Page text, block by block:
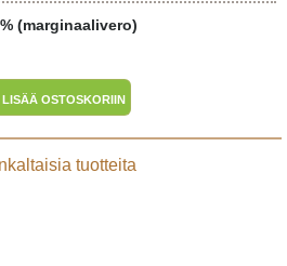
(marginaalivero)
LISÄÄ OSTOSKORIIN
tuotteita